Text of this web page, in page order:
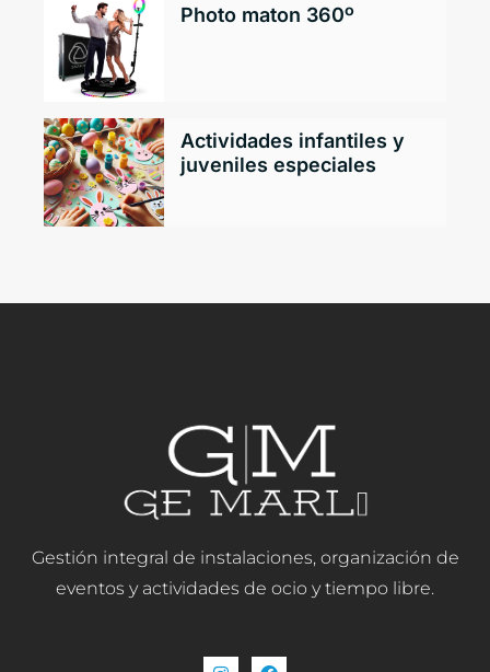
Photo maton 360º
Actividades infantiles y
juveniles especiales
Gestión integral de instalaciones, organización de
eventos y actividades de ocio y tiempo libre.